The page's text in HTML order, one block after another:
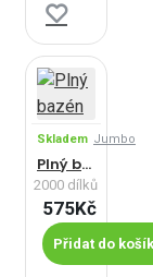
Skladem Jumbo
Plný bazén
2000 dílků
575Kč
Přidat do